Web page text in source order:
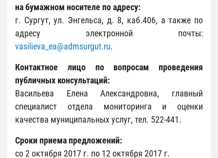
на бумажном носителе по адресу:
г. Сургут, ул. Энгельса, д. 8, каб.406, а также по
адресу электронной почты:
vasilieva_ea@admsurgut.ru.
Контактное лицо по вопросам проведения
публичных консультаций:
Васильева Елена Александровна, главный
специалист отдела мониторинга и оценки
качества муниципальных услуг, тел. 522-441.
Сроки приема предложений:
со 2 октября 2017 г. по 12 октября 2017 г.